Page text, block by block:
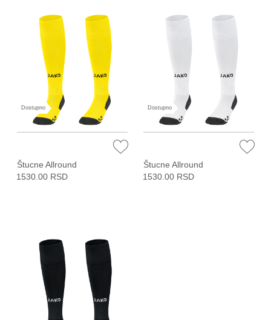
Dostupno
Štucne Allround
1530.00 RSD
Dostupno
Štucne Allround
1530.00 RSD